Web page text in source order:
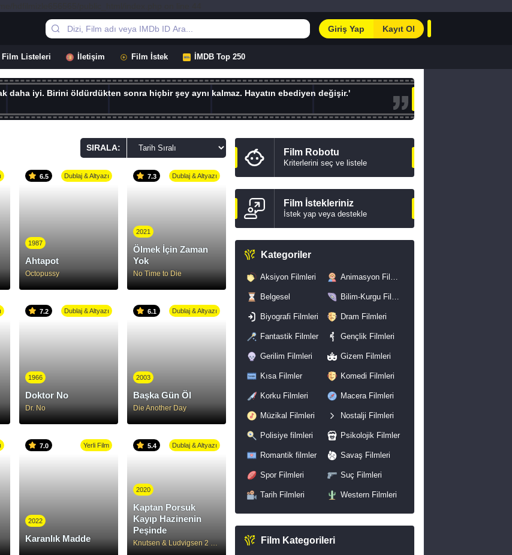
Giriş Yap Kayıt Ol
Film Listeleri İletişim Film İstek İMDB Top 250
daha iyi. Birini öldürdükten sonra hiçbir şey aynı kalmaz. Hayatın ebediyen değişir.'
SIRALA:
6.5 Dublaj & Altyazı
1987
Ahtapot
Octopussy
7.3 Dublaj & Altyazı
2021
Ölmek İçin Zaman
Yok
No Time to Die
7.2 Dublaj & Altyazı
1966
Doktor No
Dr. No
6.1 Dublaj & Altyazı
2003
Başka Gün Öl
Die Another Day
7.0 Yerli Film
2022
Karanlık Madde
5.4 Dublaj & Altyazı
2020
Kaptan Porsuk
Kayıp Hazinenin
Peşinde
Knutsen & Ludvigsen 2 - Det store dyret
Film Robotu
Kriterlerini seç ve listele
Film İstekleriniz
İstek yap veya destekle
Kategoriler
Aksiyon Filmleri Animasyon Filmleri
Belgesel Bilim-Kurgu Filmleri
Biyografi Filmleri Dram Filmleri
Fantastik Filmler Gençlik Filmleri
Gerilim Filmleri Gizem Filmleri
Kısa Filmler Komedi Filmleri
Korku Filmleri Macera Filmleri
Müzikal Filmleri Nostalji Filmleri
Polisiye filmleri Psikolojik Filmler
Romantik filmler Savaş Filmleri
Spor Filmleri Suç Filmleri
Tarih Filmleri Western Filmleri
Film Kategorileri